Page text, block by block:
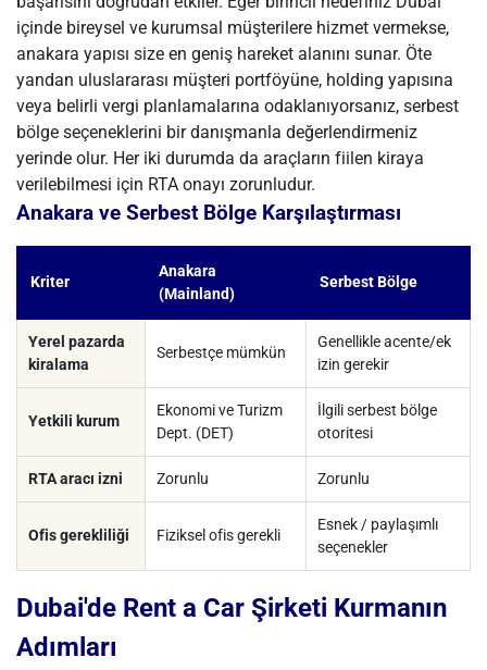
içinde bireysel ve kurumsal müşterilere hizmet vermekse,
anakara yapısı size en geniş hareket alanını sunar. Öte
yandan uluslararası müşteri portföyüne, holding yapısına
veya belirli vergi planlamalarına odaklanıyorsanız, serbest
bölge seçeneklerini bir danışmanla değerlendirmeniz
yerinde olur. Her iki durumda da araçların fiilen kiraya
verilebilmesi için RTA onayı zorunludur.
Anakara ve Serbest Bölge Karşılaştırması
Kriter
Anakara
(Mainland)
Serbest Bölge
Yerel pazarda
kiralama
Serbestçe mümkün
Genellikle acente/ek
izin gerekir
Yetkili kurum
Ekonomi ve Turizm
Dept. (DET)
İlgili serbest bölge
otoritesi
RTA aracı izni Zorunlu Zorunlu
Ofis gerekliliği Fiziksel ofis gerekli
Esnek / paylaşımlı
seçenekler
Dubai'de Rent a Car Şirketi Kurmanın
Adımları